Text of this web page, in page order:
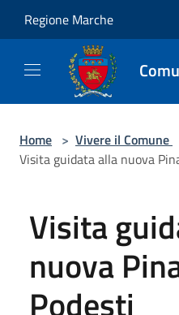
Regione Marche
Home > Vivere il Comune
Visita guidata alla nuova
Visita
nuova
Podesti